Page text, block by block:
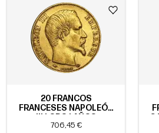
20 FRANCOS
FRANCESES NAPOLEÓN
III | ORO | AÑOS
DIVERSOS
706,45 €